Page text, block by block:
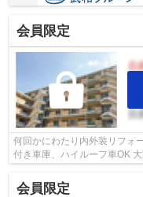
会員限定
何回かにわたり内外装リフォ
付き車庫、ハイルーフ車OK
会員限定